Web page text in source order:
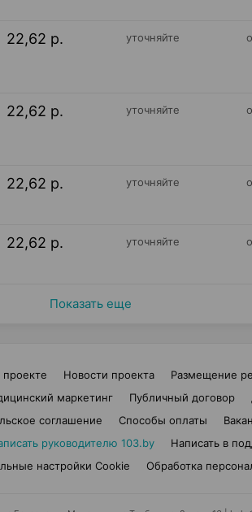
22,62 р. уточняйте
22,62 р. уточняйте
22,62 р. уточняйте
22,62 р. уточняйте
Показать еще
Новости проекта
Размещение
маркетинг
Публичный договор
соглашение
Способы оплаты
руководителю 103.by
Написать в
настройки Cookie
Обработка